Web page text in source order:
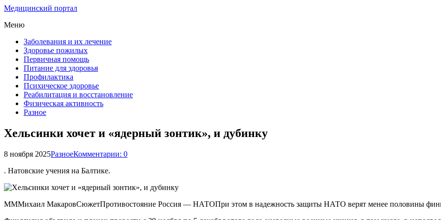
Медицинский портал
Меню
Заболевания и их лечение
Здоровье пожилых
Первичная помощь
Питание для здоровья
Профилактика
Психическое здоровье
Реабилитация и восстановление
Физическая активность
Разное
Хельсинки хочет и «ядерный зонтик», и дубинку
8 ноября 2025РазноеКомментарии: 0
. Натовские учения на Балтике.
МММихаил МакаровСюжетПротивостояние Россия — НАТОПри этом в надежность защиты НАТО верят менее половины